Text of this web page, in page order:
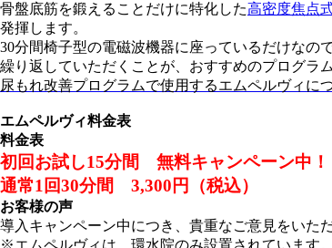
骨盤底筋を鍛えることだけに特化した高密度焦点
発揮します。
30分間椅子型の電磁波機器に座っているだけなの
繰り返していただくことが、おすすめのプログラ
尿もれ改善プログラムで使用するエムペルヴィに
エムペルヴィ料金表
料金表
初回お試し15分間 無料キャンペーン中！
通常1回30分間 3,300円（税込）
お客様の声
導入キャンペーン中につき、貴重なご意見をいた
※エムペルヴィは、環水院のみ設置されています